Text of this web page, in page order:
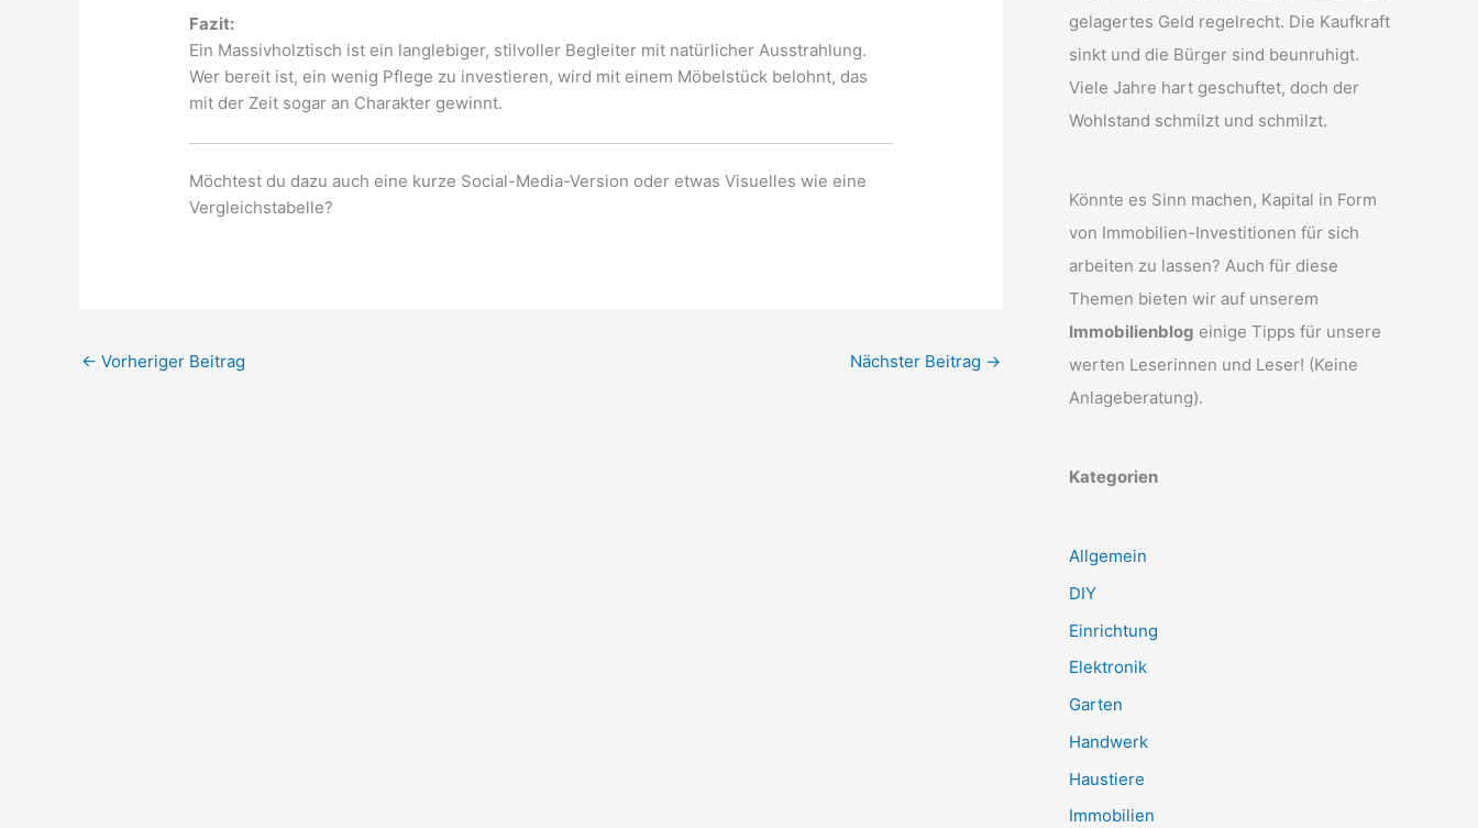
Fazit:
Ein Massivholztisch ist ein langlebiger, stilvoller Begleiter mit natürlicher Ausstrahlung.
Wer bereit ist, ein wenig Pflege zu investieren, wird mit einem Möbelstück belohnt, das
mit der Zeit sogar an Charakter gewinnt.
Möchtest du dazu auch eine kurze Social-Media-Version oder etwas Visuelles wie eine
Vergleichstabelle?
← Vorheriger Beitrag Nächster Beitrag →
gelagertes Geld regelrecht. Die Kaufkraft
sinkt und die Bürger sind beunruhigt.
Viele Jahre hart geschuftet, doch der
Wohlstand schmilzt und schmilzt.
Könnte es Sinn machen, Kapital in Form
von Immobilien-Investitionen für sich
arbeiten zu lassen? Auch für diese
Themen bieten wir auf unserem
Immobilienblog einige Tipps für unsere
werten Leserinnen und Leser! (Keine
Anlageberatung).
Kategorien
Allgemein
DIY
Einrichtung
Elektronik
Garten
Handwerk
Haustiere
Immobilien